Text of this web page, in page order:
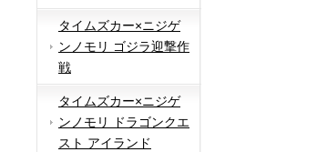
タイムズカー×ニジゲ
ンノモリ ゴジラ迎撃作
戦
タイムズカー×ニジゲ
ンノモリ ドラゴンクエ
スト アイランド